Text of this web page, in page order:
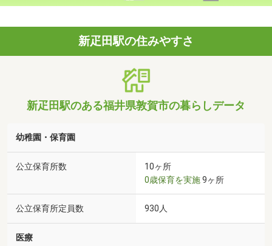
新疋田駅の住みやすさ
新疋田駅のある福井県敦賀市の暮らしデータ
幼稚園・保育園
公立保育所数
10ヶ所
0歳保育を実施9ヶ所
公立保育所定員数 930人
医療